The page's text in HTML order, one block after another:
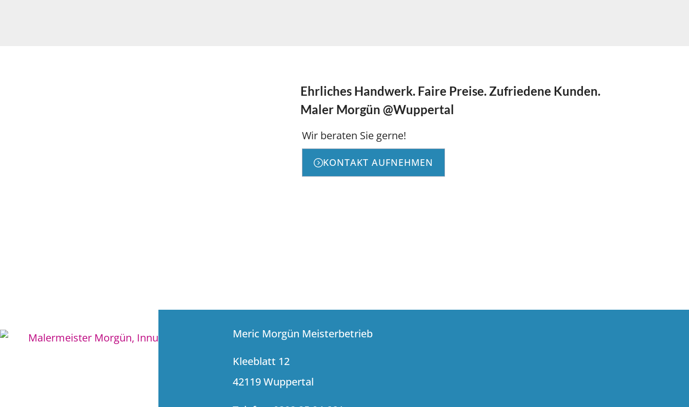
Ehrliches Handwerk. Faire Preise. Zufriedene Kunden.
Maler Morgün @Wuppertal
Wir beraten Sie gerne!
KONTAKT AUFNEHMEN
Meric Morgün Meisterbetrieb
Kleeblatt 12
42119 Wuppertal